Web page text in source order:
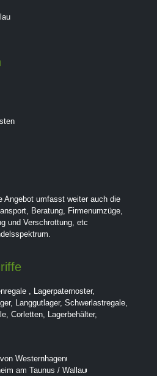
Angebot umfasst weiter auch die
Beratung, Firmenumzüge,
und Verschrottung, etc
, Lagerpaternoster,
, Langgutlager, Schwerlastregale,
, Corletten, Lagerbehälter,
Westernhagen
am Taunus / Wallau